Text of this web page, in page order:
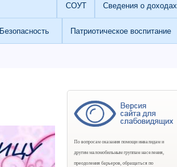
СОУТ Сведения о доходах
Безопасность Патриотическое воспитание
По вопросам оказания помощи инвалидам и
другим маломобильным группам населения,
преодоления барьеров, обращаться по